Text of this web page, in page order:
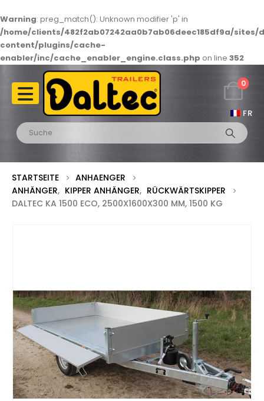
Warning: preg_match(): Unknown modifier 'p' in
/home/clients/482f2ab07242aa0b7ab06deec185df9a/
content/plugins/cache-
enabler/inc/cache_enabler_engine.class.php on line 352
FR
0
STARTSEITE
ANHAENGER
ANHÄNGER, KIPPER ANHÄNGER, RÜCKWÄRTSKIPPER
DALTEC KA 1500 ECO, 2500X1600X300 MM, 1500 KG